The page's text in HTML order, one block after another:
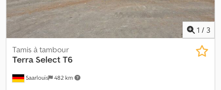
1 / 3
Saarlouis 482 km
Tamis à tambour
Terra Select T6